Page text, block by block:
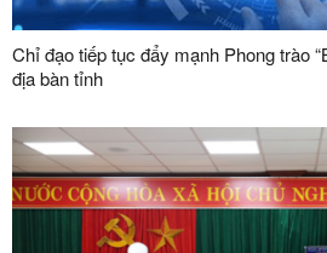
Chỉ đạo tiếp tục đẩy mạnh Phong trào
địa bàn tỉnh